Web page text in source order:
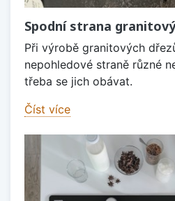
Spodní strana
Při výrobě granitových
nepohledové straně různé
třeba se jich obávat.
Číst více